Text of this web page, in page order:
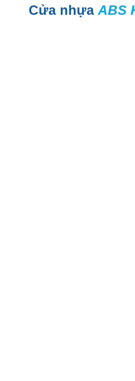
Cửa nhựaABS